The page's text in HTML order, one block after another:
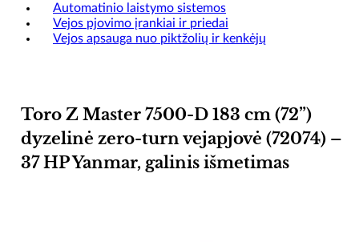
Automatinio laistymo sistemos
Vejos pjovimo įrankiai ir priedai
Vejos apsauga nuo piktžolių ir kenkėjų
Toro Z Master 7500-D 183 cm (72”)
dyzelinė zero-turn vejapjovė (72074) –
37 HP Yanmar, galinis išmetimas